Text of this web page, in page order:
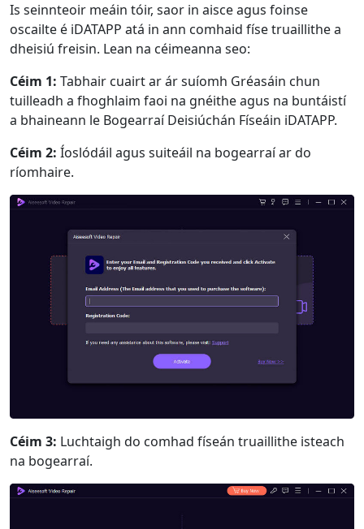
Is seinnteoir meáin tóir, saor in aisce agus foinse
oscailte é iDATAPP atá in ann comhaid físe truaillithe a
dheisiú freisin. Lean na céimeanna seo:
Céim 1: Tabhair cuairt ar ár suíomh Gréasáin chun
tuilleadh a fhoghlaim faoi na gnéithe agus na buntáistí
a bhaineann le Bogearraí Deisiúchán Físeáin iDATAPP.
Céim 2: Íoslódáil agus suiteáil na bogearraí ar do
ríomhaire.
Céim 3: Luchtaigh do comhad físeán truaillithe isteach
na bogearraí.